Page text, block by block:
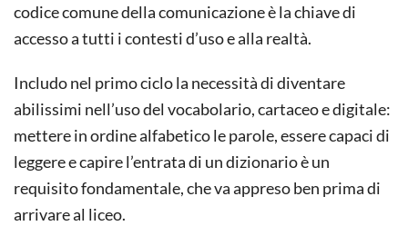
codice comune della comunicazione è la chiave di
accesso a tutti i contesti d’uso e alla realtà.
Includo nel primo ciclo la necessità di diventare
abilissimi nell’uso del vocabolario, cartaceo e digitale:
mettere in ordine alfabetico le parole, essere capaci di
leggere e capire l’entrata di un dizionario è un
requisito fondamentale, che va appreso ben prima di
arrivare al liceo.